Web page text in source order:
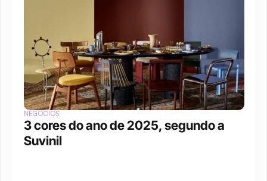
NEGÓCIOS
3 cores do ano de 2025, segundo a
Suvinil